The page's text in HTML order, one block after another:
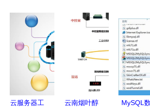
设计 医院
住院部管理
系统
（g8582）
——源码、
数据库、部
务 计算机
十四章核心
库及计算机
网络服务的
深度融合
径
云服务器工
云南烟叶醇
MySQL数